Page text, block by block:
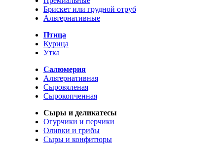
Брискет или грудной отруб
Альтернативные
Птица
Курица
Утка
Салюмерия
Альтернативная
Сыровяленая
Сырокопченная
Сыры и деликатесы
Огурчики и перчики
Оливки и грибы
Сыры и конфитюры